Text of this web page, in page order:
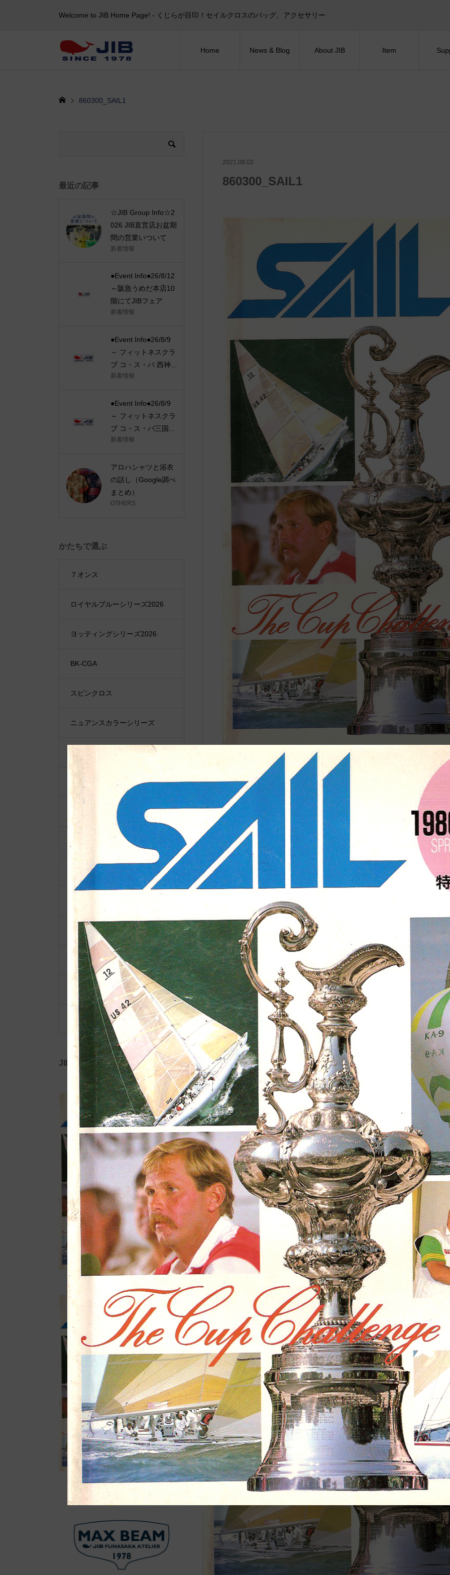
Welcome to JIB Home Page! ‐ くじらが目印！セイルクロスのバッグ、アクセサリー
Home News & Blog About JIB Item
860300_SAIL1
2021.08.02
860300_SAIL1
Post Share Hatena Pocket
最近の記事
☆JIB Group Info☆2
026 JIB直営店お盆期
間の営業いついて
新着情報
●Event Info●26/8/12
～阪急うめだ本店10
階にてJIBフェア
新着情報
●Event Info●26/8/9
～ フィットネスクラ
ブ コ・ス・パ 西神...
新着情報
●Event Info●26/8/9
～ フィットネスクラ
ブ コ・ス・パ三国...
新着情報
アロハシャツと浴衣
の話し（Google調べ
まとめ）
OTHERS
かたちで選ぶ
７オンス
ロイヤルブルーシリーズ2026
ヨッティングシリーズ2026
BK-CGA
スピンクロス
ニュアンスカラーシリーズ
ダッフルバッグ
トートバッグ
バケツトートバッグ
リュックバッグ
ショルダーバッグ
ポーチ・ポシェット
小物類
限定品・限定カラー
その他
JIB公式SNS